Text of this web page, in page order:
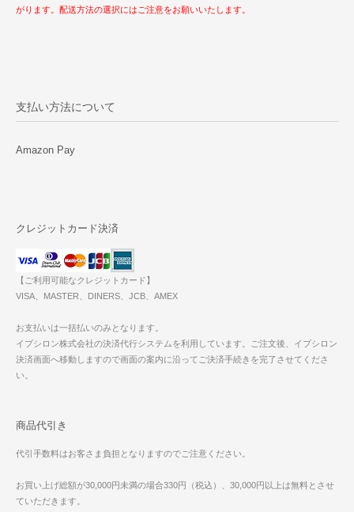
がります。配送方法の選択にはご注意をお願いいたします。
支払い方法について
Amazon Pay
クレジットカード決済
【ご利用可能なクレジットカード】
VISA、MASTER、DINERS、JCB、AMEX
お支払いは一括払いのみとなります。
イプシロン株式会社の決済代行システムを利用しています。ご注文後、イプシロン
決済画面へ移動しますので画面の案内に沿ってご決済手続きを完了させてくださ
い。
商品代引き
代引手数料はお客さま負担となりますのでご注意ください。
お買い上げ総額が30,000円未満の場合330円（税込）、30,000円以上は無料とさせ
ていただきます。